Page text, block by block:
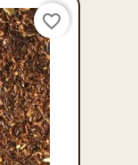
favorite_border